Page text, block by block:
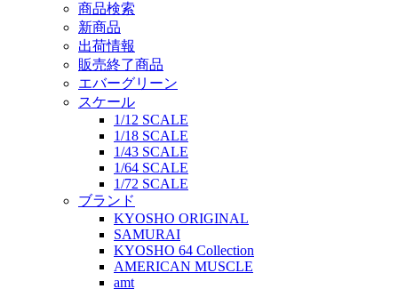
商品検索
新商品
出荷情報
販売終了商品
エバーグリーン
スケール
1/12 SCALE
1/18 SCALE
1/43 SCALE
1/64 SCALE
1/72 SCALE
ブランド
KYOSHO ORIGINAL
SAMURAI
KYOSHO 64 Collection
AMERICAN MUSCLE
amt